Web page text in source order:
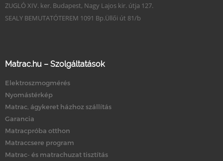
ZUGLÓ XIV. ker. Budapest, Nagy Lajos kir. útja 127.
SEALY BEMUTATÓTEREM 1091 Bp.Üllői út 81/b
Matrac.hu – Szolgáltatások
Elektroszmogmérés
Nyomástérkép
Matrac, ágykeret házhoz szállítás
Garancia
Matracpróba otthon
Matraccsere program
Matrac- és matrachuzat tisztítás